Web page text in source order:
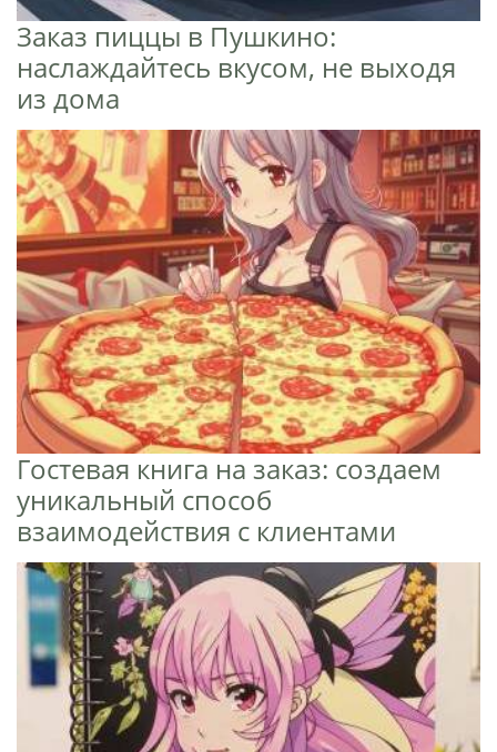
Заказ пиццы в Пушкино:
наслаждайтесь вкусом, не выходя
из дома
Гостевая книга на заказ: создаем
уникальный способ
взаимодействия с клиентами